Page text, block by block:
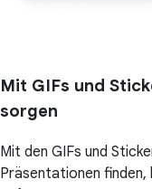
Mit GIFs und
sorgen
Mit den GIFs und
Präsentationen finden,